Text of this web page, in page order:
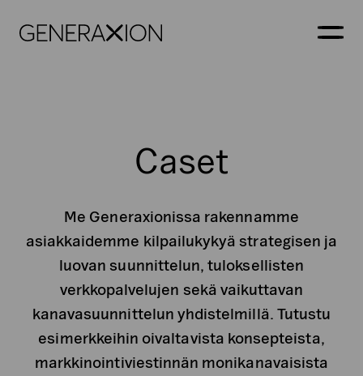
Generaxion
Caset
Me Generaxionissa rakennamme
asiakkaidemme kilpailukykyä strategisen ja
luovan suunnittelun, tuloksellisten
verkkopalvelujen sekä vaikuttavan
kanavasuunnittelun yhdistelmillä. Tutustu
esimerkkeihin oivaltavista konsepteista,
markkinointiviestinnän monikanavaisista